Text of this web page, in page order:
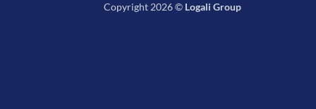
Copyright 2026 © Logali Group